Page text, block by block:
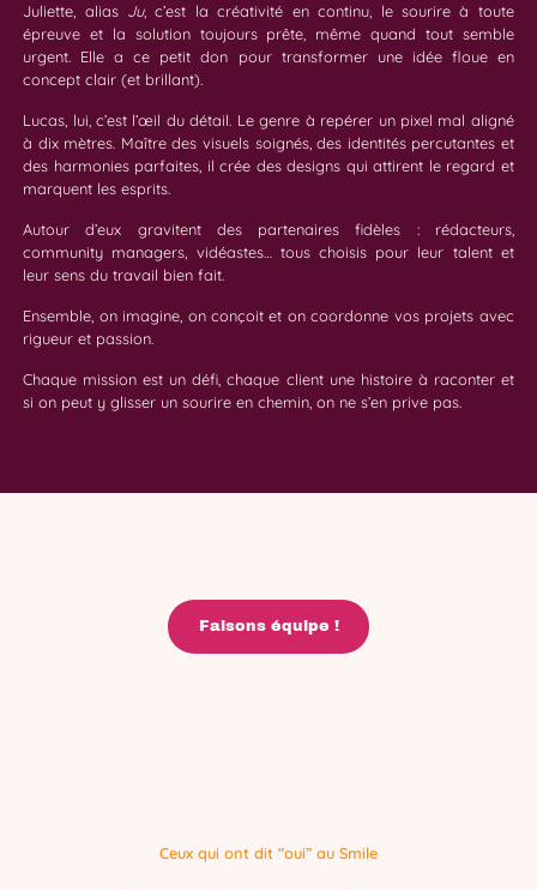
Juliette, alias Ju, c’est la créativité en continu, le sourire à toute
épreuve et la solution toujours prête, même quand tout semble
urgent. Elle a ce petit don pour transformer une idée floue en
concept clair (et brillant).
Lucas, lui, c’est l’œil du détail. Le genre à repérer un pixel mal aligné
à dix mètres. Maître des visuels soignés, des identités percutantes et
des harmonies parfaites, il crée des designs qui attirent le regard et
marquent les esprits.
Autour d’eux gravitent des partenaires fidèles : rédacteurs,
community managers, vidéastes… tous choisis pour leur talent et
leur sens du travail bien fait.
Ensemble, on imagine, on conçoit et on coordonne vos projets avec
rigueur et passion.
Chaque mission est un défi, chaque client une histoire à raconter et
si on peut y glisser un sourire en chemin, on ne s’en prive pas.
Faisons équipe !
Ceux qui ont dit “oui” au Smile